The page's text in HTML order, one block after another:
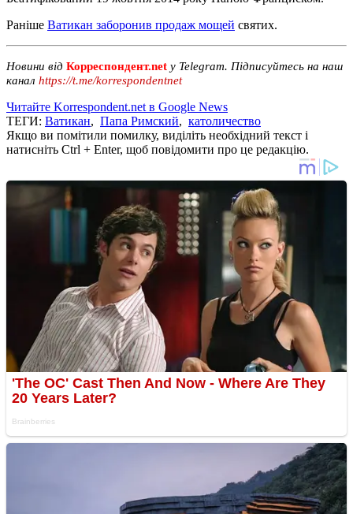
Раніше Ватикан заборонив продаж мощей святих.
Новини від Корреспондент.net у Telegram. Підписуйтесь на наш
канал https://t.me/korrespondentnet
Читайте Korrespondent.net в Google News
ТЕГИ: Ватикан, Папа Римский, католичество
Якщо ви помітили помилку, виділіть необхідний текст і
натисніть Ctrl + Enter, щоб повідомити про це редакцію.